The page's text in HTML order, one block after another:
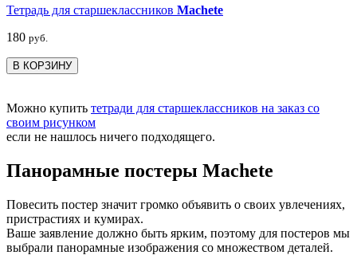
Тетрадь для старшеклассников Machete
180 руб.
В КОРЗИНУ
Можно купить тетради для старшеклассников на заказ со
своим рисунком
если не нашлось ничего подходящего.
Панорамные постеры Machete
Повесить постер значит громко объявить о своих увлечениях,
пристрастиях и кумирах.
Ваше заявление должно быть ярким, поэтому для постеров мы
выбрали панорамные изображения со множеством деталей.